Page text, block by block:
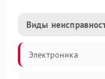
Виды
Электроника